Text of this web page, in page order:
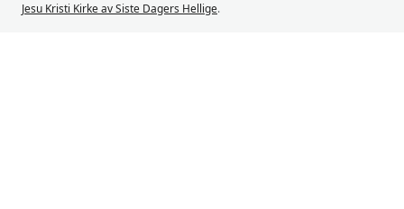
Jesu Kristi Kirke av Siste Dagers Hellige.